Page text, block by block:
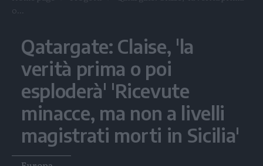
o...
Qatargate: Claise, 'la
verità prima o poi
esploderà' 'Ricevute
minacce, ma non a livelli
magistrati morti in Sicilia'
Tags